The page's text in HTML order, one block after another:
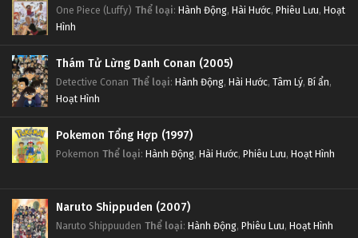
One Piece (Luffy) Thể loại: Hành Động, Hài Hước, Phiêu Lưu, Hoạt
Hình
Thám Tử Lừng Danh Conan (2005)
Detective Conan Thể loại: Hành Động, Hài Hước, Tâm Lý, Bí ẩn,
Hoạt Hình
Pokemon Tổng Hợp (1997)
Pokemon Thể loại: Hành Động, Hài Hước, Phiêu Lưu, Hoạt Hình
Naruto Shippuden (2007)
Naruto Shippuuden Thể loại: Hành Động, Phiêu Lưu, Hoạt Hình